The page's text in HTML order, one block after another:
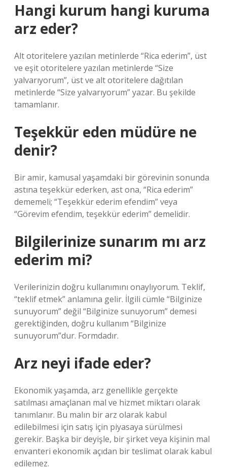
Hangi kurum hangi kuruma
arz eder?
Alt otoritelere yazılan metinlerde “Rica ederim”, üst
ve eşit otoritelere yazılan metinlerde “Size
yalvarıyorum”, üst ve alt otoritelere dağıtılan
metinlerde “Size yalvarıyorum” yazar. Bu şekilde
tamamlanır.
Teşekkür eden müdüre ne
denir?
Bir amir, kamusal yaşamdaki bir görevinin sonunda
astına teşekkür ederken, ast ona, “Rica ederim”
dememeli; “Teşekkür ederim efendim” veya
“Görevim efendim, teşekkür ederim” demelidir.
Bilgilerinize sunarım mı arz
ederim mi?
Verilerinizin doğru kullanımını onaylıyorum. Teklif,
“teklif etmek” anlamına gelir. İlgili cümle “Bilginize
sunuyorum” değil “Bilginize sunuyorum” demesi
gerektiğinden, doğru kullanım “Bilginize
sunuyorum”dur. Formdadır.
Arz neyi ifade eder?
Ekonomik yaşamda, arz genellikle gerçekte
satılması amaçlanan mal ve hizmet miktarı olarak
tanımlanır. Bu malın bir arz olarak kabul
edilebilmesi için satış için piyasaya sürülmesi
gerekir. Başka bir deyişle, bir şirket veya kişinin mal
envanteri ekonomik açıdan bir teslimat olarak kabul
edilemez.